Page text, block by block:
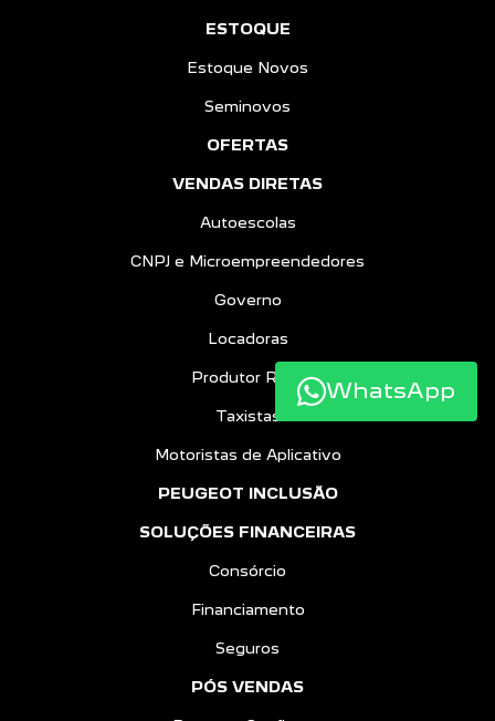
ESTOQUE
Estoque Novos
Seminovos
OFERTAS
VENDAS DIRETAS
Autoescolas
CNPJ e Microempreendedores
Governo
Locadoras
Produtor Rural
Taxistas
Motoristas de Aplicativo
PEUGEOT INCLUSÃO
SOLUÇÕES FINANCEIRAS
Consórcio
Financiamento
Seguros
PÓS VENDAS
WhatsApp